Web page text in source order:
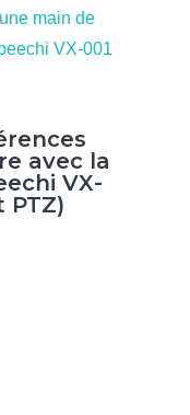
avec la
VX-
PTZ)